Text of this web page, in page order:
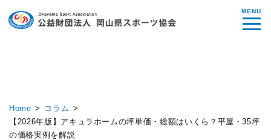
MENU
Home
コラム
【2026年版】アキュラホームの坪単価・総額はいくら？平屋・35坪
の価格実例を解説